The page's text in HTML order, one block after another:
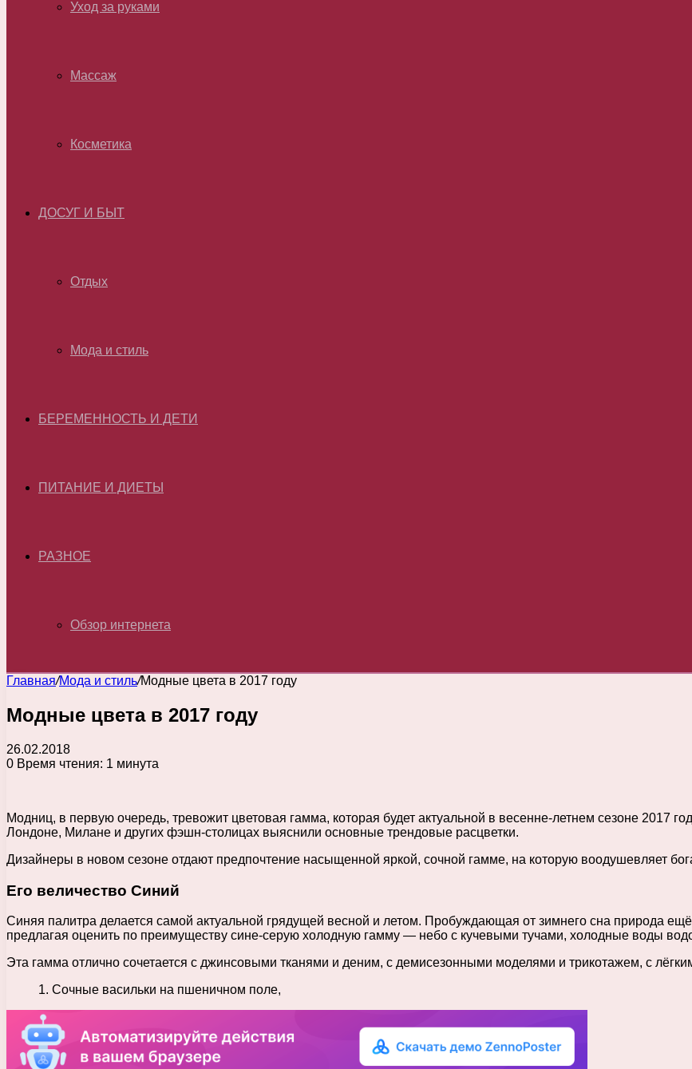
Уход за руками
Массаж
Косметика
ДОСУГ И БЫТ
Отдых
Мода и стиль
БЕРЕМЕННОСТЬ И ДЕТИ
ПИТАНИЕ И ДИЕТЫ
РАЗНОЕ
Обзор интернета
Главная/Мода и стиль/Модные цвета в 2017 году
Модные цвета в 2017 году
26.02.2018
0 Время чтения: 1 минута
Модниц, в первую очередь, тревожит цветовая гамма, которая будет актуальной в весенне-летнем сезоне
Лондоне, Милане и других фэшн-столицах выяснили основные трендовые расцветки.
Дизайнеры в новом сезоне отдают предпочтение насыщенной яркой, сочной гамме, на которую воодушевляет
Его величество Синий
Синяя палитра делается самой актуальной грядущей весной и летом. Пробуждающая от зимнего сна природа
предлагая оценить по преимуществу сине-серую холодную гамму — небо с кучевыми тучами, холодные воды
Эта гамма отлично сочетается с джинсовыми тканями и деним, с демисезонными моделями и трикотажем, с
1. Сочные васильки на пшеничном поле,